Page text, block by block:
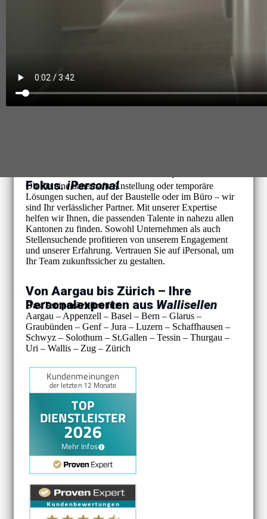
Fokus.iPersonal
Ob Sie eine dauerhafte Anstellung oder temporäre
Lösungen suchen, auf der Baustelle oder im Büro – wir
sind Ihr verlässlicher Partner. Mit unserer Expertise
helfen wir Ihnen, die passenden Talente in nahezu allen
Kantonen zu finden. Sowohl Unternehmen als auch
Stellensuchende profitieren von unserem Engagement
und unserer Erfahrung. Vertrauen Sie auf iPersonal, um
Ihr Team zukunftssicher zu gestalten.
Von Aargau bis Zürich – Ihre
Personalexperten aus Wallisellen
Das Temporärbüro für:
Aargau – Appenzell – Basel – Bern – Glarus –
Graubünden – Genf – Jura – Luzern – Schaffhausen –
Schwyz – Solothurn – St.Gallen – Tessin – Thurgau –
Uri – Wallis – Zug – Zürich